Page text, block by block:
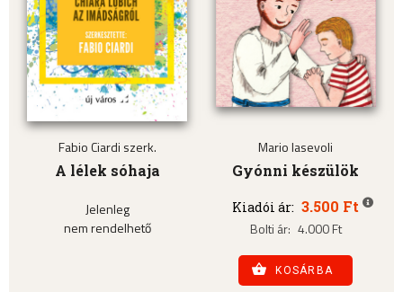
Fabio Ciardi szerk.
A lélek sóhaja
Jelenleg
nem rendelhető
Mario Iasevoli
Gyónni készülök
Kiadói ár: 3.500 Ft
Bolti ár: 4.000 Ft
KOSÁRBA